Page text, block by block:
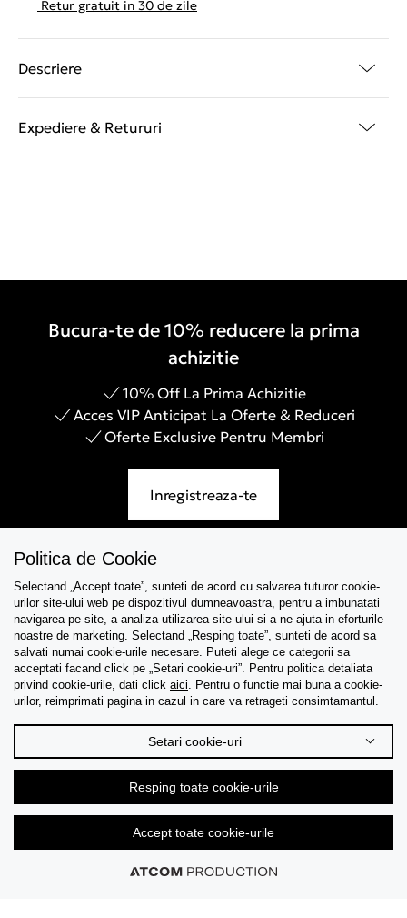
Retur gratuit in 30 de zile
Descriere
Expediere & Retururi
Bucura-te de 10% reducere la prima
achizitie
10% Off La Prima Achizitie
Acces VIP Anticipat La Oferte & Reduceri
Oferte Exclusive Pentru Membri
Inregistreaza-te
Asistenta
Colectii
Tips & Guides
Despre noi
Limba
© 2026 CK Stores B.V. Toate drepturile rezervate.
Politica de Cookie
Selectand „Accept toate”, sunteti de acord cu salvarea tuturor cookie-
urilor site-ului web pe dispozitivul dumneavoastra, pentru a imbunatati
navigarea pe site, a analiza utilizarea site-ului si a ne ajuta in eforturile
noastre de marketing. Selectand „Resping toate”, sunteti de acord sa
salvati numai cookie-urile necesare. Puteti alege ce categorii sa
acceptati facand click pe „Setari cookie-uri”. Pentru politica detaliata
privind cookie-urile, dati click aici. Pentru o functie mai buna a cookie-
urilor, reimprimati pagina in cazul in care va retrageti consimtamantul.
Setari cookie-uri
Resping toate cookie-urile
Accept toate cookie-urile